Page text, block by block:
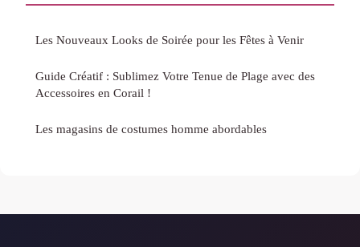
Les Nouveaux Looks de Soirée pour les Fêtes à Venir
Guide Créatif : Sublimez Votre Tenue de Plage avec des
Accessoires en Corail !
Les magasins de costumes homme abordables